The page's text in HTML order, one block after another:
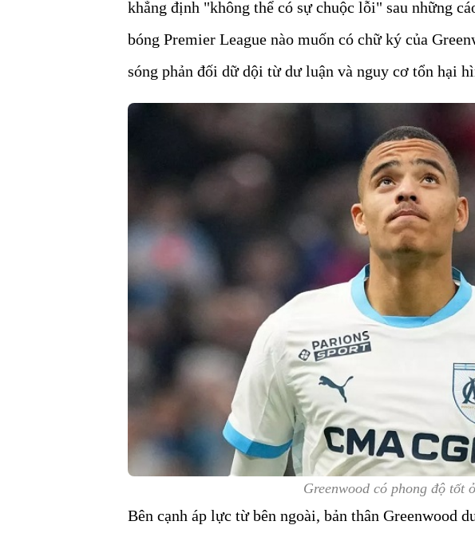
khẳng định "không thể có sự chuộc lỗi" sau những
bóng Premier League nào muốn có chữ ký của
sóng phản đối dữ dội từ dư luận và nguy cơ tổn hại
Greenwood có phong độ tốt
Bên cạnh áp lực từ bên ngoài, bản thân Greenwood